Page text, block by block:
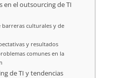
en el outsourcing de TI
barreras culturales y de
y resultados
comunes en la
de TI y tendencias